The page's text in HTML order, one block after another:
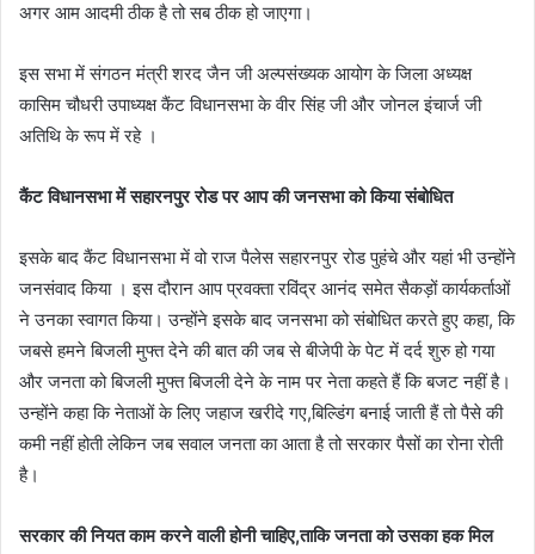
अगर आम आदमी ठीक है तो सब ठीक हो जाएगा।
इस सभा में संगठन मंत्री शरद जैन जी अल्पसंख्यक आयोग के जिला अध्यक्ष
कासिम चौधरी उपाध्यक्ष कैंट विधानसभा के वीर सिंह जी और जोनल इंचार्ज जी
अतिथि के रूप में रहे ।
कैंट विधानसभा में सहारनपुर रोड पर आप की जनसभा को किया संबोधित
इसके बाद कैंट विधानसभा में वो राज पैलेस सहारनपुर रोड पुहंचे और यहां भी उन्होंने
जनसंवाद किया । इस दौरान आप प्रवक्ता रविंद्र आनंद समेत सैकड़ों कार्यकर्ताओं
ने उनका स्वागत किया। उन्होंने इसके बाद जनसभा को संबोधित करते हुए कहा, कि
जबसे हमने बिजली मुफ्त देने की बात की जब से बीजेपी के पेट में दर्द शुरु हो गया
और जनता को बिजली मुफ्त बिजली देने के नाम पर नेता कहते हैं कि बजट नहीं है।
उन्होंने कहा कि नेताओं के लिए जहाज खरीदे गए,बिल्डिंग बनाई जाती हैं तो पैसे की
कमी नहीं होती लेकिन जब सवाल जनता का आता है तो सरकार पैसों का रोना रोती
है।
सरकार की नियत काम करने वाली होनी चाहिए,ताकि जनता को उसका हक मिल